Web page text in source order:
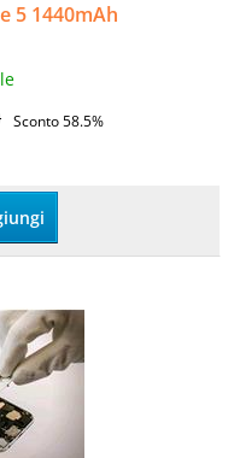
5 1440mAh
Sconto 58.5%